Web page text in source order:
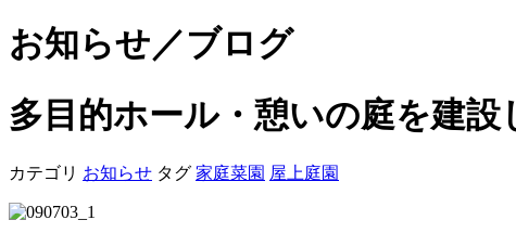
お知らせ／ブログ
多目的ホール・憩いの庭を建設
カテゴリ お知らせ タグ 家庭菜園 屋上庭園